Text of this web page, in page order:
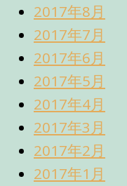
2017年8月
2017年7月
2017年6月
2017年5月
2017年4月
2017年3月
2017年2月
2017年1月